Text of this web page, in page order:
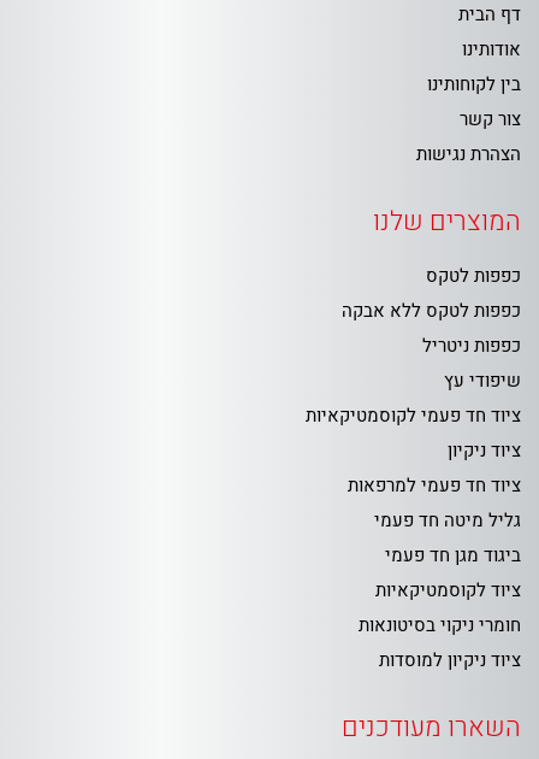
דף הבית
אודותינו
בין לקוחותינו
צור קשר
הצהרת נגישות
המוצרים שלנו
כפפות לטקס
כפפות לטקס ללא אבקה
כפפות ניטריל
שיפודי עץ
ציוד חד פעמי לקוסמטיקאיות
ציוד ניקיון
ציוד חד פעמי למרפאות
גליל מיטה חד פעמי
ביגוד מגן חד פעמי
ציוד לקוסמטיקאיות
חומרי ניקוי בסיטונאות
ציוד ניקיון למוסדות
השארו מעודכנים